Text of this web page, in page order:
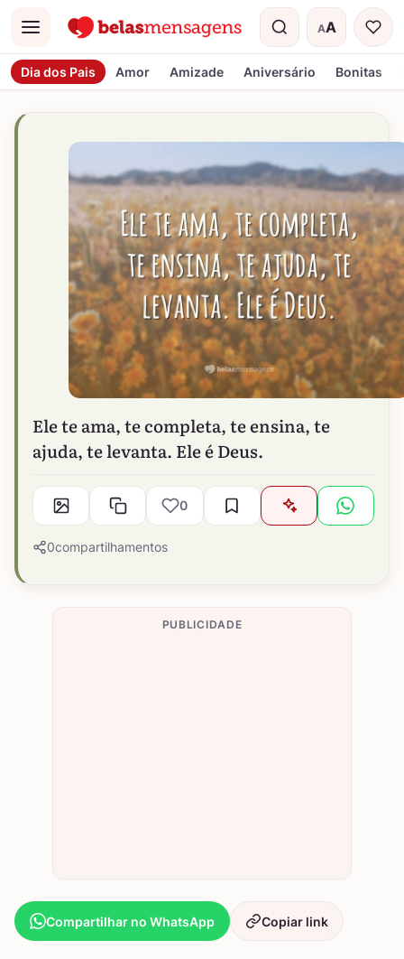
Menu AA
Tamanho do
Dia dos Pais Amor Amizade Aniversário Bonitas
Ele te ama, te completa, te ensina, te
ajuda, te levanta. Ele é Deus.
0
0compartilhamentos
PUBLICIDADE
Compartilhar no WhatsApp Copiar link